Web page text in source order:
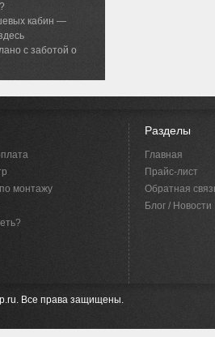
кабин —
с заботой о
монтажу
Разделы
Главная
Прайс-лист
Обратная
Блог / Новости
Все права защищены.